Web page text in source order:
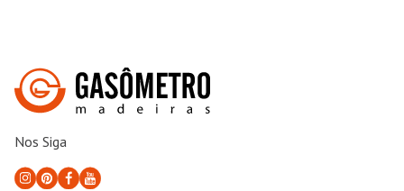
Nos Siga